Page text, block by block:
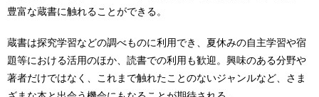
豊富な蔵書に触れることができる。
蔵書は探究学習などの調べものに利用でき、夏休みの自主学習や宿
題等における活用のほか、読書での利用も歓迎。興味のある分野や
著者だけではなく、これまで触れたことのないジャンルなど、さま